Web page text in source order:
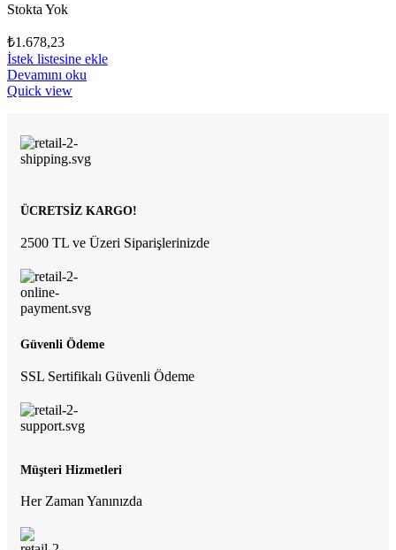
Stokta Yok
₺1.678,23
İstek listesine ekle
Devamını oku
Quick view
ÜCRETSİZ KARGO!
2500 TL ve Üzeri Siparişlerinizde
Güvenli Ödeme
SSL Sertifikalı Güvenli Ödeme
Müşteri Hizmetleri
Her Zaman Yanınızda